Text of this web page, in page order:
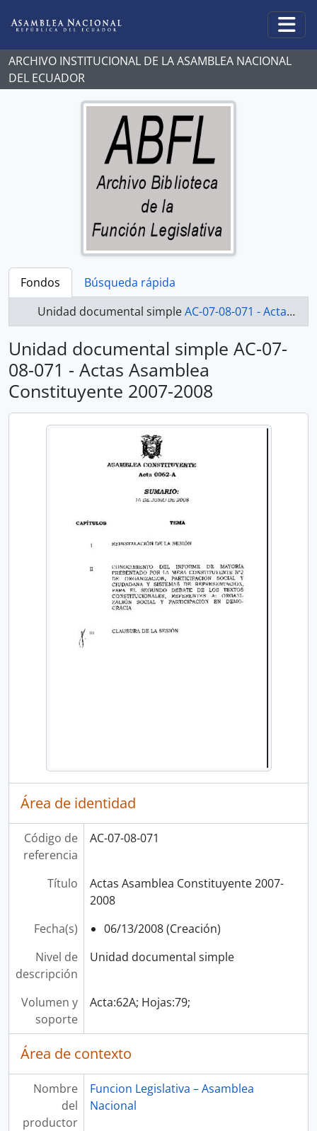
ARCHIVO INSTITUCIONAL DE LA ASAMBLEA NACIONAL
DEL ECUADOR
Fondos
Búsqueda rápida
Unidad documental simpleAC-07-08-071 - Actas Asamblea Constituyente 2007-2008
Unidad documental simple AC-07-
08-071 - Actas Asamblea
Constituyente 2007-2008
Área de identidad
Código de
referencia
AC-07-08-071
Título
Actas Asamblea Constituyente 2007-
2008
Fecha(s)
06/13/2008 (Creación)
Nivel de
descripción
Unidad documental simple
Volumen y
soporte
Acta:62A; Hojas:79;
Área de contexto
Nombre
del
productor
Funcion Legislativa – Asamblea
Nacional